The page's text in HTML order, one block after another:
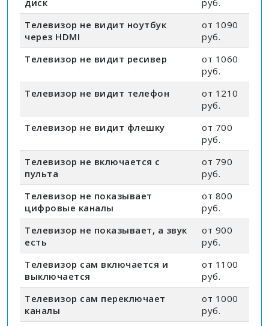
диск
руб.
Телевизор не видит ноутбук
через HDMI
от 1090
руб.
Телевизор не видит ресивер
от 1060
руб.
Телевизор не видит телефон
от 1210
руб.
Телевизор не видит флешку
от 700
руб.
Телевизор не включается с
пульта
от 790
руб.
Телевизор не показывает
цифровые каналы
от 800
руб.
Телевизор не показывает, а звук
есть
от 900
руб.
Телевизор сам включается и
выключается
от 1100
руб.
Телевизор сам переключает
каналы
от 1000
руб.